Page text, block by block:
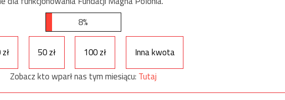
8%
50 zł 100 zł
Inna kwota
Zobacz kto wparł nas tym miesiącu: Tutaj